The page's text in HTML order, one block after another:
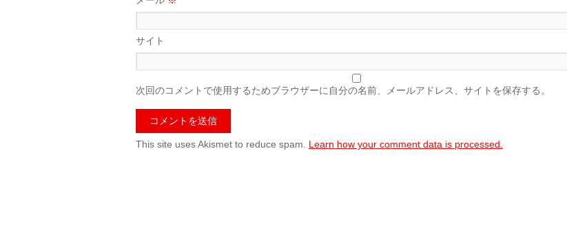
サイト
次回のコメントで使用するためブラウザーに自分の名前、メールアドレス、サイトを保存する。
This site uses Akismet to reduce spam. Learn how your comment data is processed.